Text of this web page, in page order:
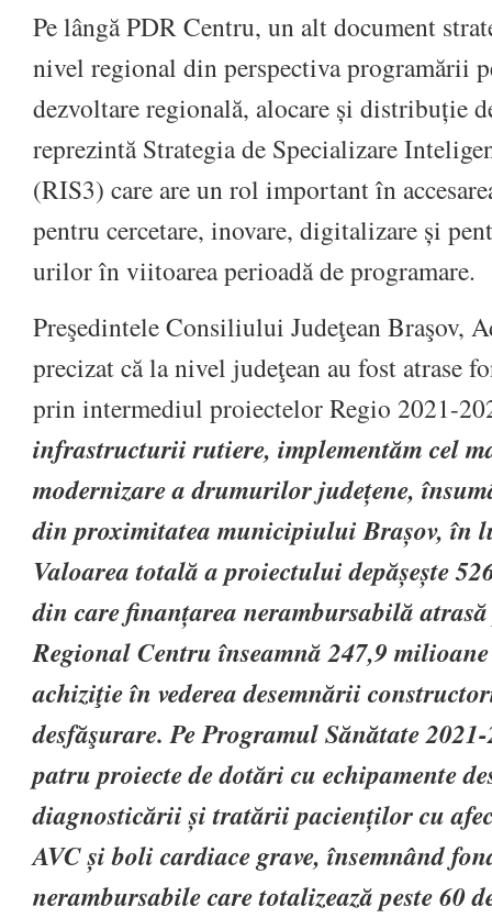
Pe lângă PDR Centru, un alt document
nivel regional din perspectiva programării
dezvoltare regională, alocare și distribuție
reprezintă Strategia de Specializare
(RIS3) care are un rol important în
pentru cercetare, inovare, digitalizare și
urilor în viitoarea perioadă de programare.
Preşedintele Consiliului Judeţean Braşov,
precizat că la nivel judeţean au fost atrase
prin intermediul proiectelor Regio 2021-
infrastructurii rutiere, implementăm cel
modernizare a drumurilor județene,
din proximitatea municipiului Brașov, în
Valoarea totală a proiectului depășește
din care finanțarea nerambursabilă
Regional Centru înseamnă 247,9
achiziţie în vederea desemnării
desfăşurare. Pe Programul Sănătate
patru proiecte de dotări cu echipamente
diagnosticării și tratării pacienților cu
AVC și boli cardiace grave, însemnând
nerambursabile care totalizează peste 60